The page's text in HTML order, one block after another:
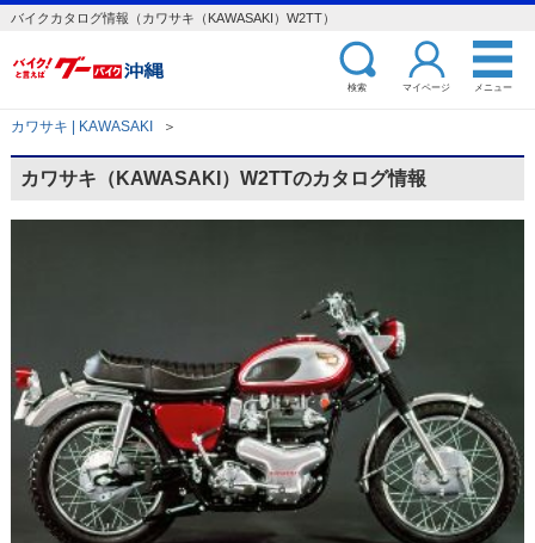
バイクカタログ情報（カワサキ（KAWASAKI）W2TT）
検索 マイページ メニュー
カワサキ | KAWASAKI ＞
カワサキ（KAWASAKI）W2TTのカタログ情報